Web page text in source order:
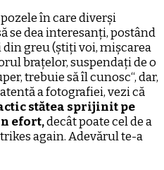
în care diverși
se dea interesanți, postând
greu (știți voi, mișcarea
brațelor, suspendați de o
trebuie să îl cunosc“, dar,
a fotografiei, vezi că
stătea sprijinit pe
efort,decât poate cel de a
again. Adevărul te-a